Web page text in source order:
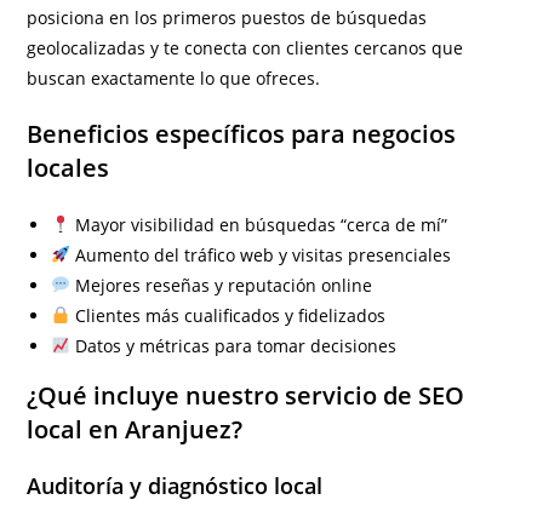
posiciona en los primeros puestos de búsquedas
geolocalizadas y te conecta con clientes cercanos que
buscan exactamente lo que ofreces.
Beneficios específicos para negocios
locales
Mayor visibilidad en búsquedas “cerca de mí”
Aumento del tráfico web y visitas presenciales
Mejores reseñas y reputación online
Clientes más cualificados y fidelizados
Datos y métricas para tomar decisiones
¿Qué incluye nuestro servicio de SEO
local en Aranjuez?
Auditoría y diagnóstico local